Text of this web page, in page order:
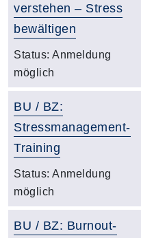
verstehen – Stress
bewältigen
Status: Anmeldung
möglich
BU / BZ:
Stressmanagement-
Training
Status: Anmeldung
möglich
BU / BZ: Burnout-